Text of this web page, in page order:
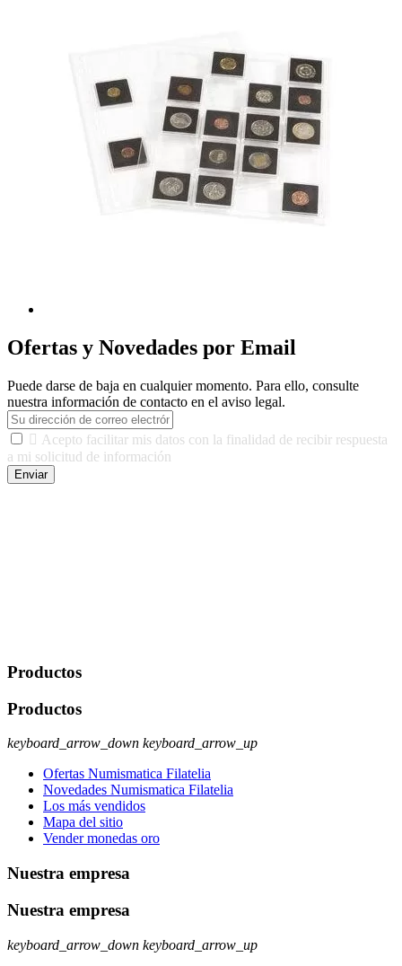
Ofertas y Novedades por Email
Puede darse de baja en cualquier momento. Para ello, consulte
nuestra información de contacto en el aviso legal.
 Acepto facilitar mis datos con la finalidad de recibir respuesta
a mi solicitud de información
Enviar
Productos
Productos
keyboard_arrow_down keyboard_arrow_up
Ofertas Numismatica Filatelia
Novedades Numismatica Filatelia
Los más vendidos
Mapa del sitio
Vender monedas oro
Nuestra empresa
Nuestra empresa
keyboard_arrow_down keyboard_arrow_up